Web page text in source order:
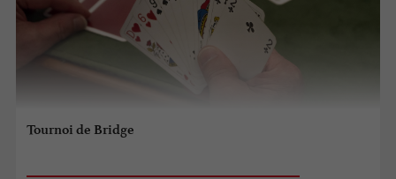
Tournoi de Bridge